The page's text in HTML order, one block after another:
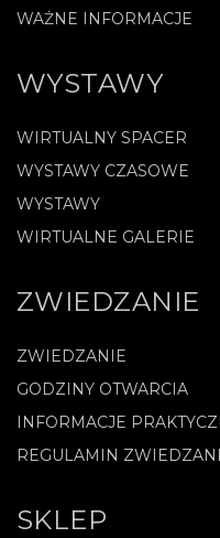
WAŻNE INFORMACJE
WYSTAWY
WIRTUALNY SPACER
WYSTAWY CZASOWE
WYSTAWY
WIRTUALNE GALERIE
ZWIEDZANIE
ZWIEDZANIE
GODZINY OTWARCIA
INFORMACJE
REGULAMIN
SKLEP